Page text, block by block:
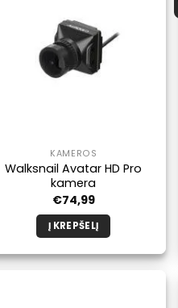
KAMEROS
Walksnail Avatar HD Pro
kamera
€74,99
Į KREPŠELĮ